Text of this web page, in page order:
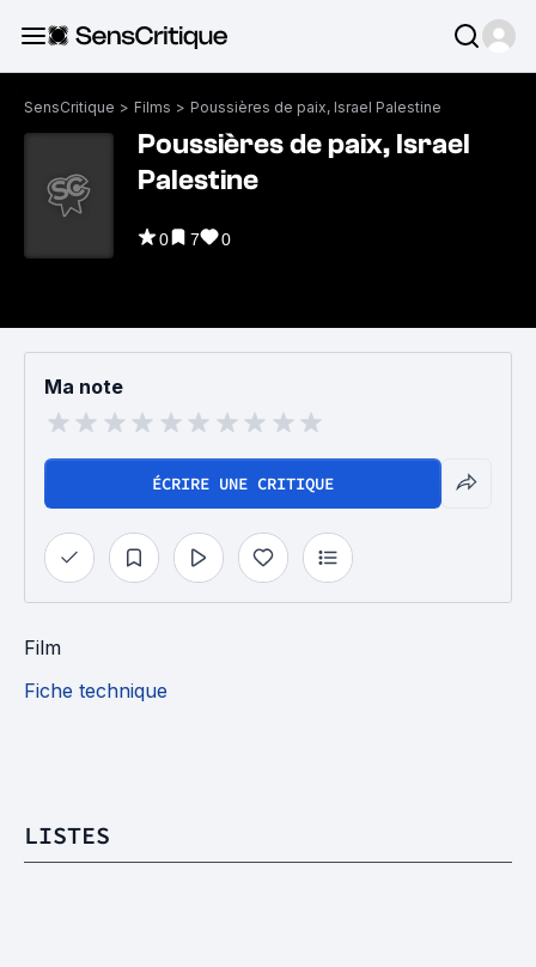
SensCritique > Films > Poussières de paix, Israel Palestine
Poussières de paix, Israel
Palestine
0 7 0
Ma note
ÉCRIRE UNE CRITIQUE
Film
Fiche technique
LISTES